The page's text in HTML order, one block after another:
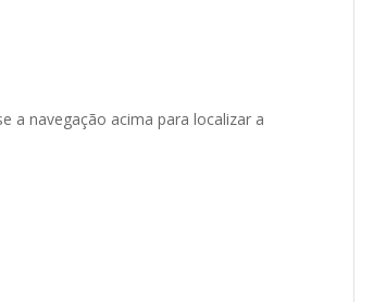
a navegação acima para localizar a